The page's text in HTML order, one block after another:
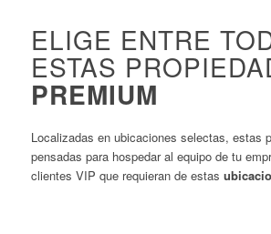
ELIGE ENTRE
ESTAS
PREMIUM
Localizadas en ubicaciones selectas, estas
pensadas para hospedar al equipo de tu
clientes VIP que requieran de estas